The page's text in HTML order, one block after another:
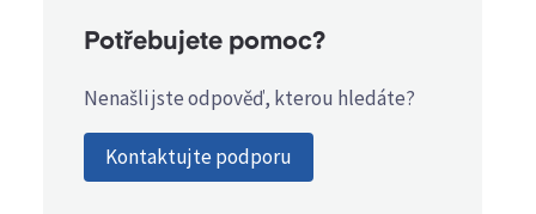
Potřebujete pomoc?
Nenašli jste odpověď, kterou hledáte?
Kontaktujte podporu